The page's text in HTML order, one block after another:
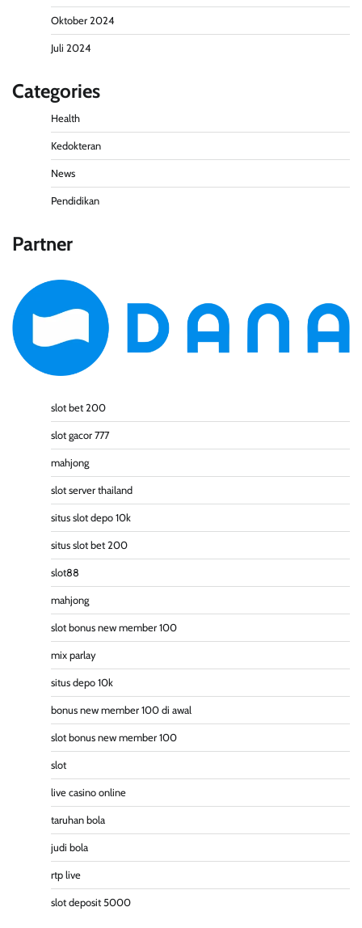
Oktober 2024
Juli 2024
Categories
Health
Kedokteran
News
Pendidikan
Partner
slot bet 200
slot gacor 777
mahjong
slot server thailand
situs slot depo 10k
situs slot bet 200
slot88
mahjong
slot bonus new member 100
mix parlay
situs depo 10k
bonus new member 100 di awal
slot bonus new member 100
slot
live casino online
taruhan bola
judi bola
rtp live
slot deposit 5000